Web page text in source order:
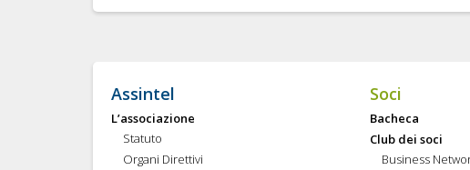
Assintel
L’associazione
Statuto
Organi Direttivi
Soci
Bacheca
Club dei soci
Business